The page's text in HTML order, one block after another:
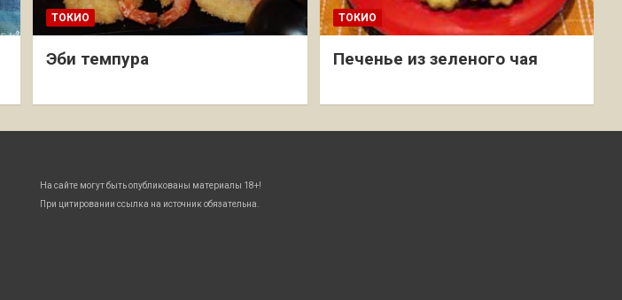
ТОКИО
Эби темпура
ТОКИО
Печенье из зеленого чая
На сайте могут быть опубликованы материалы 18+!
При цитировании ссылка на источник обязательна.